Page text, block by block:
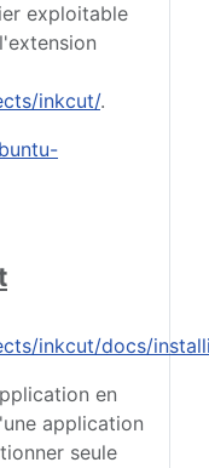
exploitable
inkcut/.
inkcut/docs/
en
application
seule